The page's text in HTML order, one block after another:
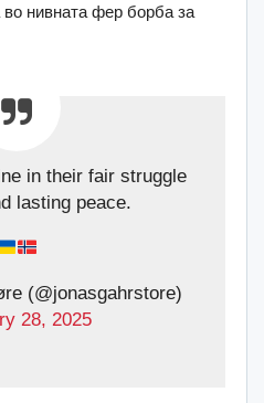
нивната фер борба за
in their fair struggle
lasting peace.
(@jonasgahrstore)
28, 2025